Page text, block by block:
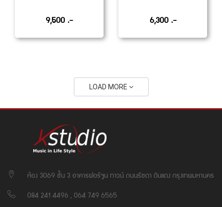
9,500 .-
6,300 .-
LOAD MORE
ห้อง 3069 ชั้น 3 อาคารฟอร์จูน ทาวน์ ถนนรัชดา ดินแดง กรุงเทพมหานคร
084 241 4496 , 064 749 6565